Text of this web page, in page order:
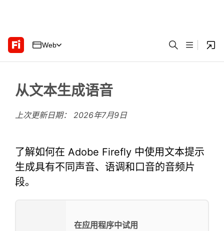
Web
从文本生成语音
上次更新日期： 2026年7月9日
了解如何在 Adobe Firefly 中使用文本提示
生成具有不同声音、语调和口音的音频片
段。
在应用程序中试用